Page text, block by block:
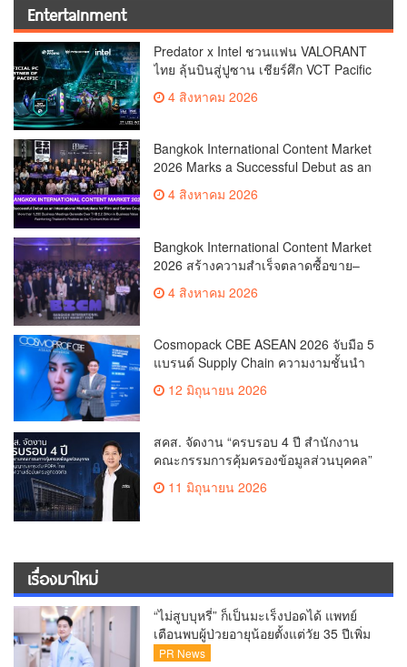
Entertainment
Predator x Intel ชวนแฟน VALORANT
ไทย ลุ้นบินสู่ปูซาน เชียร์ศึก VCT Pacific
Finals Busan ประเทศเกาหลีใต้ Predator
x Intel ชวนแฟน VALORANT ไทย ลุ้นบิน
สุดพิเศษตลอดทัวร์นาเมนต์
4 สิงหาคม 2026
Bangkok International Content Market
2026 Marks a Successful Debut as an
International Marketplace for Film and
Series Co-productionMore than 1,200
THB 2.2 Billion in Business
ValueReinforcing Thailand’s Position
as the “Content Hub of Asia”
4 สิงหาคม 2026
Bangkok International Content Market
2026 สร้างความสำเร็จตลาดซื้อขาย–
ระดับนานาชาติเกิดการเจรจาธุรกิจกว่า
ตอกย้ำไทยสู่ “Content Hub of Asia”
4 สิงหาคม 2026
Cosmopack CBE ASEAN 2026 จับมือ 5
แบรนด์ Supply Chain ความงามชั้นนำ
จำลอง “The Sunscreen Factory” ไฮไลต์
Bangkok 2026
12 มิถุนายน 2026
สคส. จัดงาน “ครบรอบ 4 ปี สำนักงาน
คณะกรรมการคุ้มครองข้อมูลส่วนบุคคล”
ส่งสัญญาณยกระดับ PDPA ไทย สร้าง
ความเชื่อมั่นเศรษฐกิจดิจิทัล
11 มิถุนายน 2026
เรื่องมาใหม่
“ไม่สูบบุหรี่” ก็เป็นมะเร็งปอดได้ แพทย์
เตือนพบผู้ป่วยอายุน้อยตั้งแต่วัย 35 ปีเพิ่ม
ขึ้นคนไทยกว่า 70% รู้ตัวเมื่อโรคลุกลาม
PR News